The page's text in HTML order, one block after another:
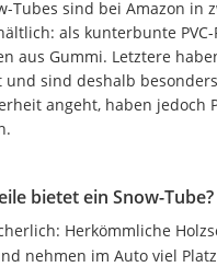
Tubes sind bei Amazon in
als kunterbunte
aus Gummi. Letztere
und sind deshalb
angeht, haben jedoch
bietet ein Snow-Tube?
Herkömmliche
nehmen im Auto viel